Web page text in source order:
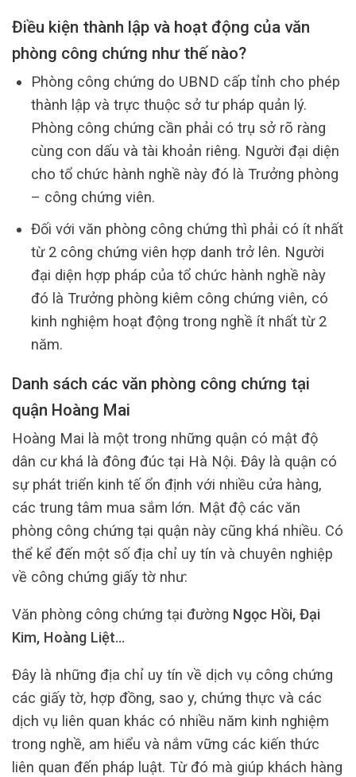
Điều kiện thành lập và hoạt động của văn
phòng công chứng như thế nào?
Phòng công chứng do UBND cấp tỉnh cho phép
thành lập và trực thuộc sở tư pháp quản lý.
Phòng công chứng cần phải có trụ sở rõ ràng
cùng con dấu và tài khoản riêng. Người đại diện
cho tổ chức hành nghề này đó là Trưởng phòng
– công chứng viên.
Đối với văn phòng công chứng thì phải có ít nhất
từ 2 công chứng viên hợp danh trở lên. Người
đại diện hợp pháp của tổ chức hành nghề này
đó là Trưởng phòng kiêm công chứng viên, có
kinh nghiệm hoạt động trong nghề ít nhất từ 2
năm.
Danh sách các văn phòng công chứng tại
quận Hoàng Mai
Hoàng Mai là một trong những quận có mật độ
dân cư khá là đông đúc tại Hà Nội. Đây là quận có
sự phát triển kinh tế ổn định với nhiều cửa hàng,
các trung tâm mua sắm lớn. Mật độ các văn
phòng công chứng tại quận này cũng khá nhiều. Có
thể kể đến một số địa chỉ uy tín và chuyên nghiệp
về công chứng giấy tờ như:
Văn phòng công chứng tại đường Ngọc Hồi, Đại
Kim, Hoàng Liệt…
Đây là những địa chỉ uy tín về dịch vụ công chứng
các giấy tờ, hợp đồng, sao y, chứng thực và các
dịch vụ liên quan khác có nhiều năm kinh nghiệm
trong nghề, am hiểu và nắm vững các kiến thức
liên quan đến pháp luật. Từ đó mà giúp khách hàng